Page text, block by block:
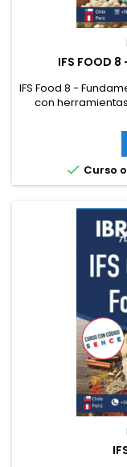
IFS FOOD 8
IFS Food 8 -
con
aplicar los
Food 8, la más
de alimentos
orientación
 Curso